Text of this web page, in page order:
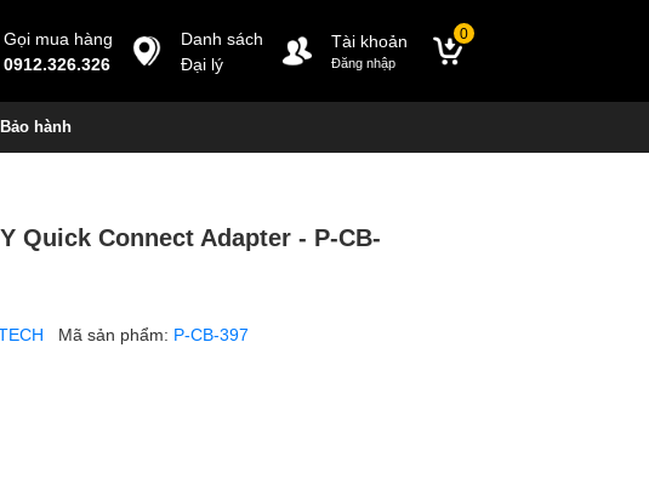
Gọi mua hàng
0912.326.326
Danh sách
Đại lý
Tài khoản
Đăng nhập
0
Bảo hành
Quick Connect Adapter - P-CB-
Mã sản phẩm: P-CB-397